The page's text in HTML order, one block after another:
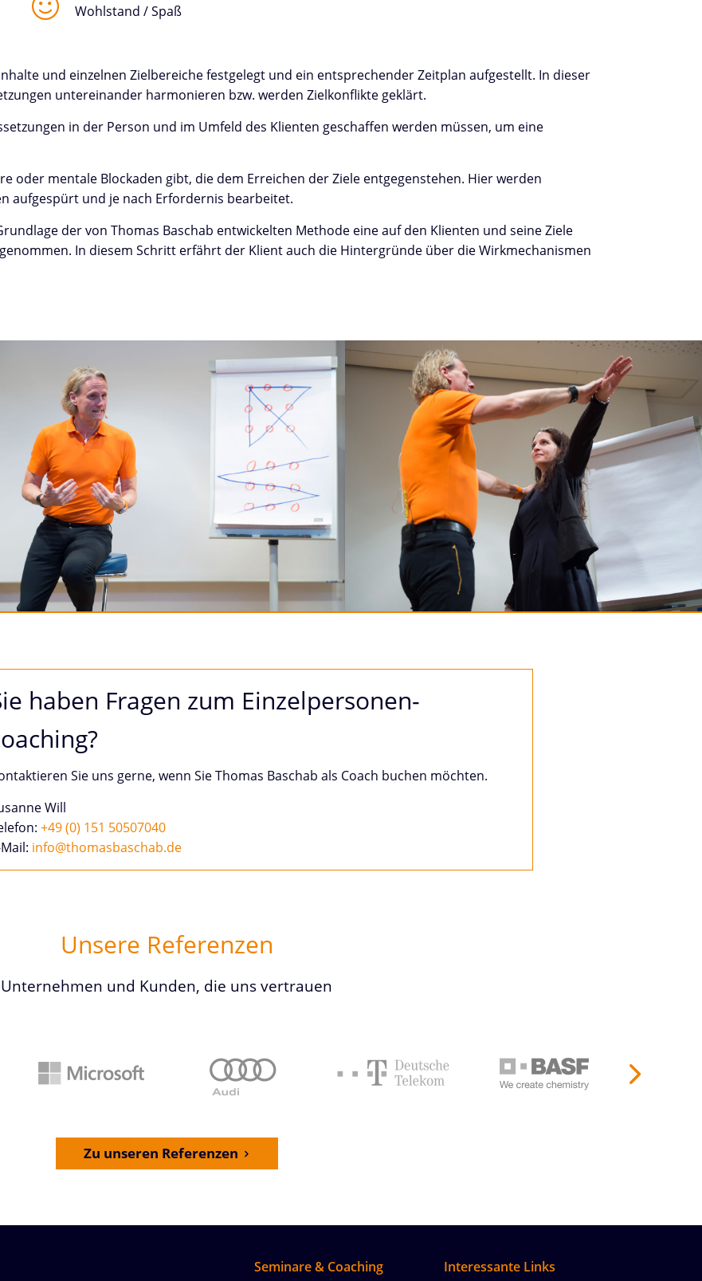
Wohlstand / Spaß
und einzelnen Zielbereiche festgelegt und ein entsprechender Zeitplan aufgestellt. In dieser
untereinander harmonieren bzw. werden Zielkonflikte geklärt.
in der Person und im Umfeld des Klienten geschaffen werden müssen, um eine
oder mentale Blockaden gibt, die dem Erreichen der Ziele entgegenstehen. Hier werden
aufgespürt und je nach Erfordernis bearbeitet.
der von Thomas Baschab entwickelten Methode eine auf den Klienten und seine Ziele
In diesem Schritt erfährt der Klient auch die Hintergründe über die Wirkmechanismen
haben Fragen zum Einzelpersonen­
Sie uns gerne, wenn Sie Thomas Baschab als Coach buchen möchten.
Will
+49 (0) 151 50507040
info@thomasbaschab.de
Unsere Referenzen
Unternehmen und Kunden, die uns vertrauen
Zu unseren Referenzen
Seminare & Coaching Interessante Links